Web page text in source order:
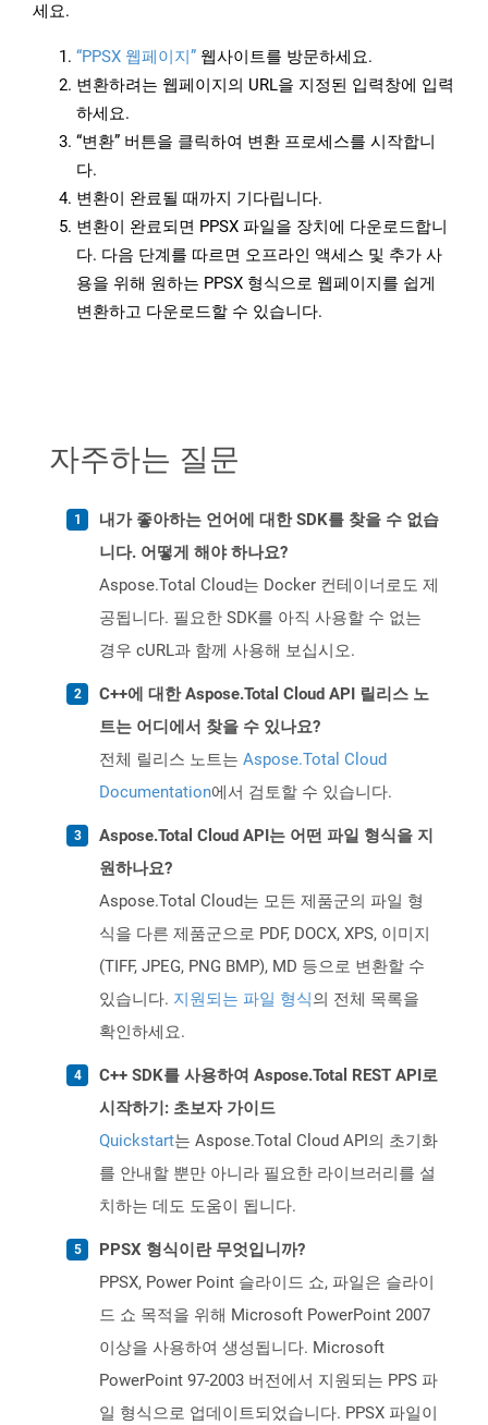
세요.
“PPSX 웹페이지” 웹사이트를 방문하세요.
변환하려는 웹페이지의 URL을 지정된 입력창에 입력
하세요.
“변환” 버튼을 클릭하여 변환 프로세스를 시작합니
다.
변환이 완료될 때까지 기다립니다.
변환이 완료되면 PPSX 파일을 장치에 다운로드합니
다. 다음 단계를 따르면 오프라인 액세스 및 추가 사
용을 위해 원하는 PPSX 형식으로 웹페이지를 쉽게
변환하고 다운로드할 수 있습니다.
자주하는 질문
내가 좋아하는 언어에 대한 SDK를 찾을 수 없습
니다. 어떻게 해야 하나요?
Aspose.Total Cloud는 Docker 컨테이너로도 제
공됩니다. 필요한 SDK를 아직 사용할 수 없는
경우 cURL과 함께 사용해 보십시오.
C++에 대한 Aspose.Total Cloud API 릴리스 노
트는 어디에서 찾을 수 있나요?
전체 릴리스 노트는 Aspose.Total Cloud
Documentation에서 검토할 수 있습니다.
Aspose.Total Cloud API는 어떤 파일 형식을 지
원하나요?
Aspose.Total Cloud는 모든 제품군의 파일 형
식을 다른 제품군으로 PDF, DOCX, XPS, 이미지
(TIFF, JPEG, PNG BMP), MD 등으로 변환할 수
있습니다. 지원되는 파일 형식의 전체 목록을
확인하세요.
C++ SDK를 사용하여 Aspose.Total REST API로
시작하기: 초보자 가이드
Quickstart는 Aspose.Total Cloud API의 초기화
를 안내할 뿐만 아니라 필요한 라이브러리를 설
치하는 데도 도움이 됩니다.
PPSX 형식이란 무엇입니까?
PPSX, Power Point 슬라이드 쇼, 파일은 슬라이
드 쇼 목적을 위해 Microsoft PowerPoint 2007
이상을 사용하여 생성됩니다. Microsoft
PowerPoint 97-2003 버전에서 지원되는 PPS 파
일 형식으로 업데이트되었습니다. PPSX 파일이